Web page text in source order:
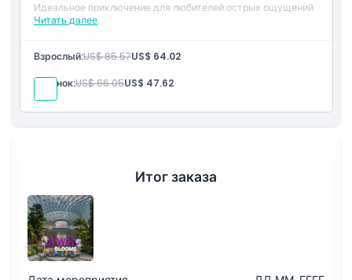
Идеальное приключение для любителей острых ощущений
и семей.
Читать далее
Включено
Доступ к Canopy Bridge, Hedge Maze, Mirror
Взрослый:US$ 85.57US$ 64.02
Ребенок:US$ 66.05US$ 47.62
Итог заказа